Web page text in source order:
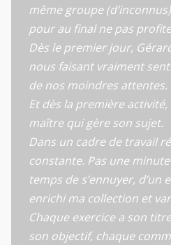
même groupe
pour au final ne pas
Dès le premier jour,
nous faisant vraiment
de nos moindres attentes.
Et dès la première
maître qui gère son sujet.
Dans un cadre de travail
constante. Pas une
temps de s’ennuyer, d’un
enrichi ma collection et
Chaque exercice a son
son objectif, chaque